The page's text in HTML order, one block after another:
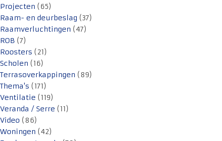
Projecten (65)
Raam- en deurbeslag (37)
Raamverluchtingen (47)
ROB (7)
Roosters (21)
Scholen (16)
Terrasoverkappingen (89)
Thema's (171)
Ventilatie (119)
Veranda / Serre (11)
Video (86)
Woningen (42)